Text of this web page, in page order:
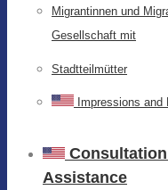
Migrantinnen und
Gesellschaft mit
Stadtteilmütter
Impressions and
Assistance